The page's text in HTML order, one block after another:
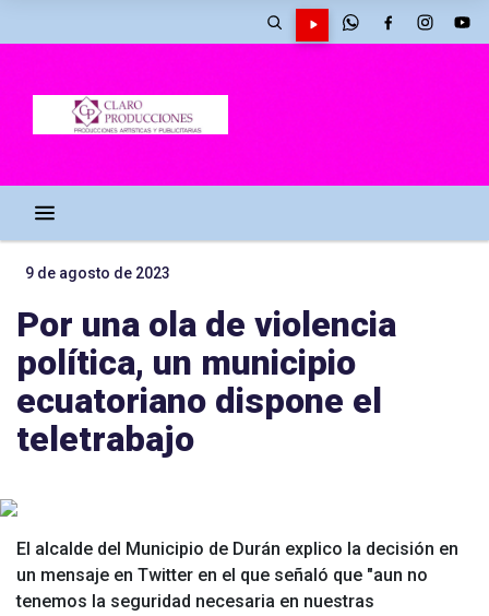
9 de agosto de 2023
Por una ola de violencia
política, un municipio
ecuatoriano dispone el
teletrabajo
El alcalde del Municipio de Durán explico la decisión en
un mensaje en Twitter en el que señaló que "aun no
tenemos la seguridad necesaria en nuestras